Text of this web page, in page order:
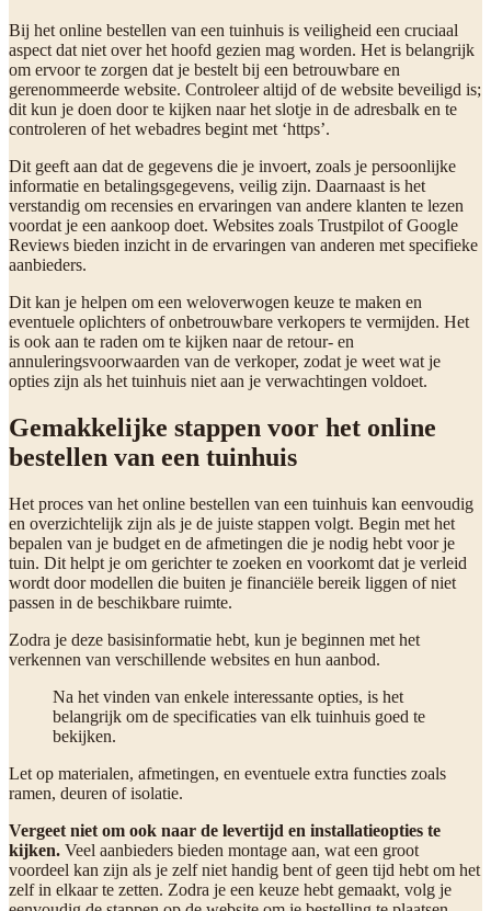
Bij het online bestellen van een tuinhuis is veiligheid een cruciaal
aspect dat niet over het hoofd gezien mag worden. Het is belangrijk
om ervoor te zorgen dat je bestelt bij een betrouwbare en
gerenommeerde website. Controleer altijd of de website beveiligd is;
dit kun je doen door te kijken naar het slotje in de adresbalk en te
controleren of het webadres begint met ‘https’.
Dit geeft aan dat de gegevens die je invoert, zoals je persoonlijke
informatie en betalingsgegevens, veilig zijn. Daarnaast is het
verstandig om recensies en ervaringen van andere klanten te lezen
voordat je een aankoop doet. Websites zoals Trustpilot of Google
Reviews bieden inzicht in de ervaringen van anderen met specifieke
aanbieders.
Dit kan je helpen om een weloverwogen keuze te maken en
eventuele oplichters of onbetrouwbare verkopers te vermijden. Het
is ook aan te raden om te kijken naar de retour- en
annuleringsvoorwaarden van de verkoper, zodat je weet wat je
opties zijn als het tuinhuis niet aan je verwachtingen voldoet.
Gemakkelijke stappen voor het online
bestellen van een tuinhuis
Het proces van het online bestellen van een tuinhuis kan eenvoudig
en overzichtelijk zijn als je de juiste stappen volgt. Begin met het
bepalen van je budget en de afmetingen die je nodig hebt voor je
tuin. Dit helpt je om gerichter te zoeken en voorkomt dat je verleid
wordt door modellen die buiten je financiële bereik liggen of niet
passen in de beschikbare ruimte.
Zodra je deze basisinformatie hebt, kun je beginnen met het
verkennen van verschillende websites en hun aanbod.
Na het vinden van enkele interessante opties, is het
belangrijk om de specificaties van elk tuinhuis goed te
bekijken.
Let op materialen, afmetingen, en eventuele extra functies zoals
ramen, deuren of isolatie.
Vergeet niet om ook naar de levertijd en installatieopties te
kijken. Veel aanbieders bieden montage aan, wat een groot
voordeel kan zijn als je zelf niet handig bent of geen tijd hebt om het
zelf in elkaar te zetten. Zodra je een keuze hebt gemaakt, volg je